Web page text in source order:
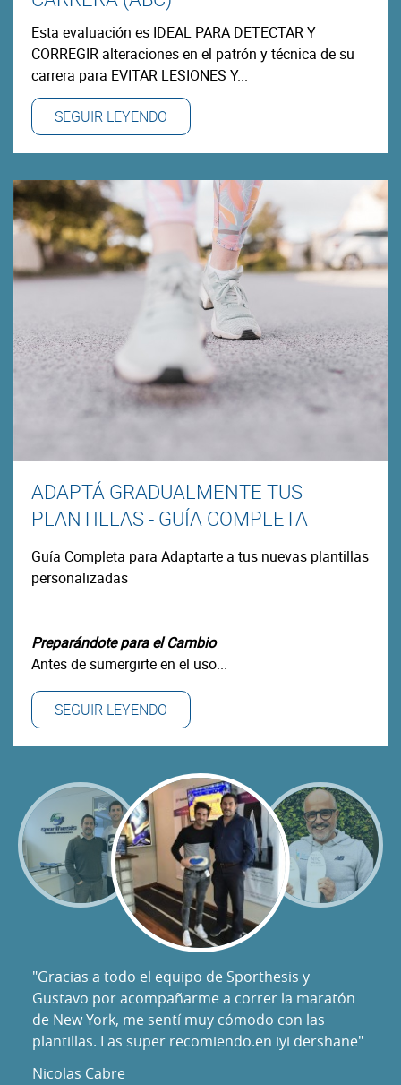
Esta evaluación es IDEAL PARA DETECTAR Y
CORREGIR alteraciones en el patrón y técnica de su
carrera para EVITAR LESIONES Y...
SEGUIR LEYENDO
ADAPTÁ GRADUALMENTE TUS
PLANTILLAS - GUÍA COMPLETA
Guía Completa para Adaptarte a tus nuevas plantillas
personalizadas
Preparándote para el Cambio
Antes de sumergirte en el uso...
SEGUIR LEYENDO
"Gracias a todo el equipo de Sporthesis y
Gustavo por acompañarme a correr la maratón
de New York, me sentí muy cómodo con las
plantillas. Las super recomiendo.en iyi dershane"
Nicolas Cabre